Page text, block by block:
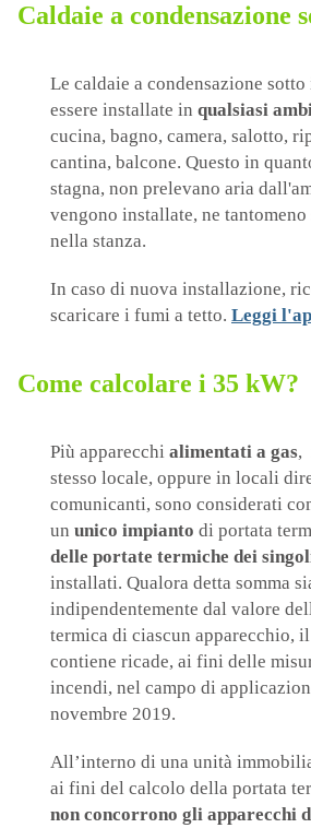
Caldaie a condensazione
Le caldaie a condensazione
essere installate in qualsiasi
cucina, bagno, camera, salotto,
cantina, balcone. Questo in
stagna, non prelevano aria
vengono installate, ne
nella stanza.
In caso di nuova installazione,
scaricare i fumi a tetto. Leggi
Come calcolare i 35 kW?
Più apparecchi alimentati a gas,
stesso locale, oppure in locali
comunicanti, sono considerati
un unico impianto di portata
delle portate termiche dei
installati. Qualora detta somma
indipendentemente dal valore
termica di ciascun apparecchio,
contiene ricade, ai fini delle
incendi, nel campo di
novembre 2019.
All’interno di una unità
ai fini del calcolo della portata
non concorrono gli apparecchi